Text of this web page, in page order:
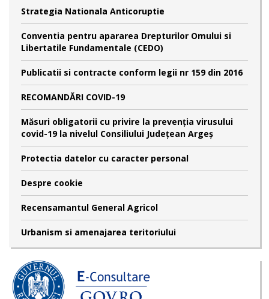
Strategia Nationala Anticoruptie
Conventia pentru apararea Drepturilor Omului si
Libertatile Fundamentale (CEDO)
Publicatii si contracte conform legii nr 159 din 2016
RECOMANDĂRI COVID-19
Măsuri obligatorii cu privire la prevenția virusului
covid-19 la nivelul Consiliului Județean Argeș
Protectia datelor cu caracter personal
Despre cookie
Recensamantul General Agricol
Urbanism si amenajarea teritoriului